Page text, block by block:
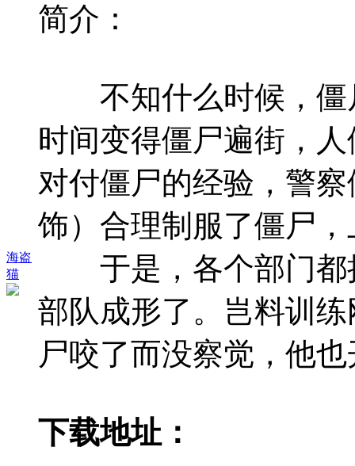
海盗
猫
简介：
不知什么时候，僵
时间变得僵尸遍街，
对付僵尸的经验，警
饰）合理制服了僵尸
于是，各个部门都
部队成形了。岂料训
尸咬了而没察觉，他
下载地址：